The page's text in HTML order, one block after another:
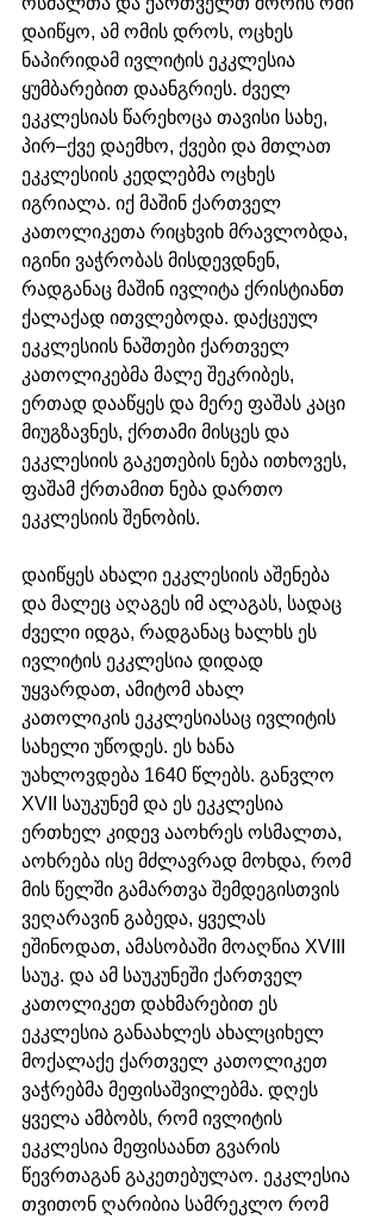
დაიწყო, ამ ომის დროს, ოცხეს
ნაპირიდამ ივლიტის ეკკლესია
ყუმბარებით დაანგრიეს. ძველ
ეკკლესიას წარეხოცა თავისი სახე,
პირ–ქვე დაემხო, ქვები და მთლათ
ეკკლესიის კედლებმა ოცხეს
იგრიალა. იქ მაშინ ქართველ
კათოლიკეთა რიცხვიხ მრავლობდა,
იგინი ვაჭრობას მისდევდნენ,
რადგანაც მაშინ ივლიტა ქრისტიანთ
ქალაქად ითვლებოდა. დაქცეულ
ეკკლესიის ნაშთები ქართველ
კათოლიკებმა მალე შეკრიბეს,
ერთად დააწყეს და მერე ფაშას კაცი
მიუგზავნეს, ქრთამი მისცეს და
ეკკლესიის გაკეთების ნება ითხოვეს,
ფაშამ ქრთამით ნება დართო
ეკკლესიის შენობის.
დაიწყეს ახალი ეკკლესიის აშენება
და მალეც აღაგეს იმ ალაგას, სადაც
ძველი იდგა, რადგანაც ხალხს ეს
ივლიტის ეკკლესია დიდად
უყვარდათ, ამიტომ ახალ
კათოლიკის ეკკლესიასაც ივლიტის
სახელი უწოდეს. ეს ხანა
უახლოვდება 1640 წლებს. განვლო
XVII საუკუნემ და ეს ეკკლესია
ერთხელ კიდევ ააოხრეს ოსმალთა,
აოხრება ისე მძლავრად მოხდა, რომ
მის წელში გამართვა შემდეგისთვის
ვეღარავინ გაბედა, ყველას
ეშინოდათ, ამასობაში მოაღწია XVIII
საუკ. და ამ საუკუნეში ქართველ
კათოლიკეთ დახმარებით ეს
ეკკლესია განაახლეს ახალციხელ
მოქალაქე ქართველ კათოლიკეთ
ვაჭრებმა მეფისაშვილებმა. დღეს
ყველა ამბობს, რომ ივლიტის
ეკკლესია მეფისაანთ გვარის
წევრთაგან გაკეთებულაო. ეკკლესია
თვითონ ღარიბია სამრეკლო რომ